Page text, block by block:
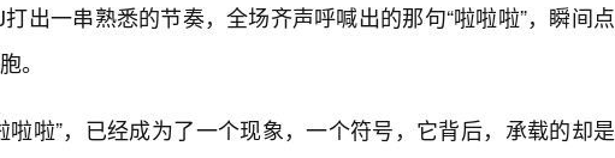
出一串熟悉的节奏，全场齐声呼喊出的那句“啦啦啦”，瞬间点
。
啦啦”，已经成为了一个现象，一个符号，它背后，承载的却是